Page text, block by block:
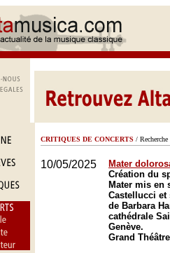
CRITIQUES DE CONCERTS / Recherche
10/05/2025
Mater
Création du
Mater mis en
Castellucci
de Barbara
cathédrale
Genève.
Grand